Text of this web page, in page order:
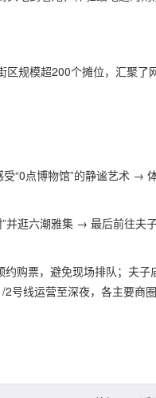
区规模超200个摊位，汇聚了
“0点博物馆”的静谧艺术 →
并逛六潮雅集 → 最后前往夫
购票，避免现场排队；夫子
号线运营至深夜，各主要商